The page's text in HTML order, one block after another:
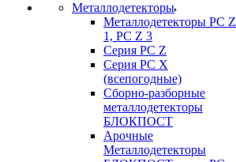
Металлодетекторы
Металлодетекторы РС Z
1, PC Z 3
Серия РС Z
Серия РС X
(всепогодные)
Сборно-разборные
металлодетекторы
БЛОКПОСТ
Арочные
Металлодетекторы